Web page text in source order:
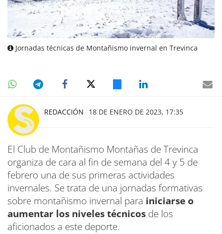
Jornadas técnicas de Montañismo invernal en Trevinca
REDACCIÓN 18 DE ENERO DE 2023, 17:35
El Club de Montañismo Montañas de Trevinca
organiza de cara al fin de semana del 4 y 5 de
febrero una de sus primeras actividades
invernales. Se trata de una jornadas formativas
sobre montañismo invernal para iniciarse o
aumentar los niveles técnicos de los
aficionados a este deporte.